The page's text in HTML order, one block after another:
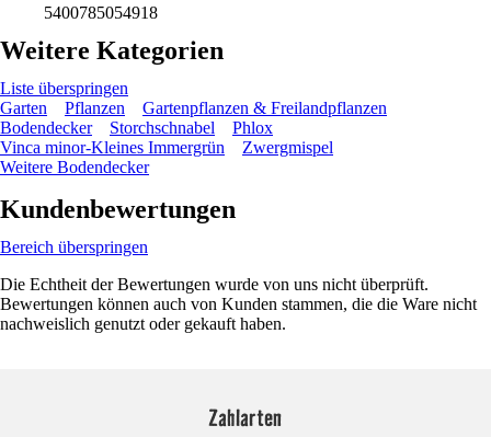
5400785054918
Weitere Kategorien
Liste überspringen
Garten
Pflanzen
Gartenpflanzen & Freilandpflanzen
Bodendecker
Storchschnabel
Phlox
Vinca minor-Kleines Immergrün
Zwergmispel
Weitere Bodendecker
Kundenbewertungen
Bereich überspringen
Die Echtheit der Bewertungen wurde von uns nicht überprüft.
Bewertungen können auch von Kunden stammen, die die Ware nicht
nachweislich genutzt oder gekauft haben.
Zahlarten